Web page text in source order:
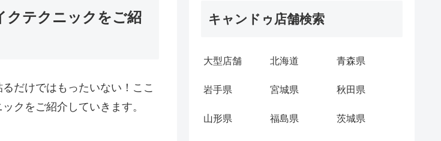
クテクニックをご紹
だけではもったいない！ここ
クをご紹介していきます。
キャンドゥ店舗検索
大型店舗 北海道 青森県
岩手県 宮城県 秋田県
山形県 福島県 茨城県